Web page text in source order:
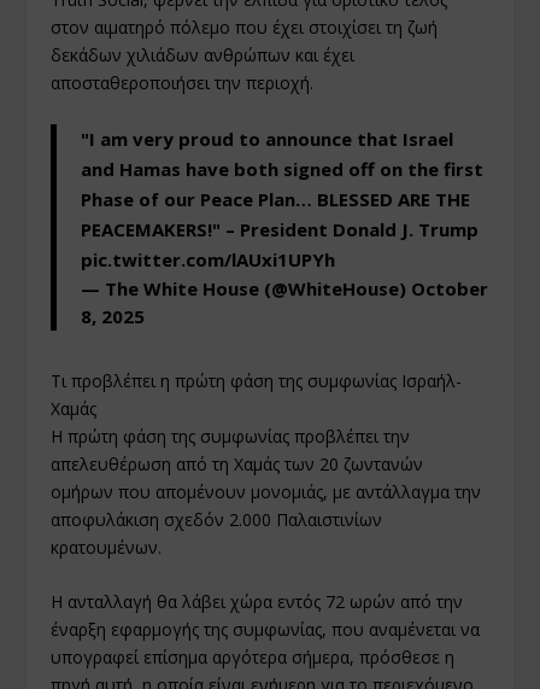
στον αιματηρό πόλεμο που έχει στοιχίσει τη ζωή
δεκάδων χιλιάδων ανθρώπων και έχει
αποσταθεροποιήσει την περιοχή.
"I am very proud to announce that Israel
and Hamas have both signed off on the first
Phase of our Peace Plan… BLESSED ARE THE
PEACEMAKERS!" – President Donald J. Trump
pic.twitter.com/lAUxi1UPYh
— The White House (@WhiteHouse) October
8, 2025
Τι προβλέπει η πρώτη φάση της συμφωνίας Ισραήλ-
Χαμάς
Η πρώτη φάση της συμφωνίας προβλέπει την
απελευθέρωση από τη Χαμάς των 20 ζωντανών
ομήρων που απομένουν μονομιάς, με αντάλλαγμα την
αποφυλάκιση σχεδόν 2.000 Παλαιστινίων
κρατουμένων.
Η ανταλλαγή θα λάβει χώρα εντός 72 ωρών από την
έναρξη εφαρμογής της συμφωνίας, που αναμένεται να
υπογραφεί επίσημα αργότερα σήμερα, πρόσθεσε η